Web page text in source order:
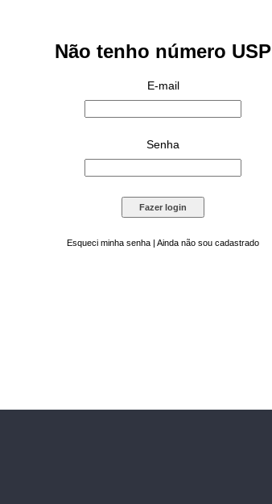
Não tenho número USP
E-mail
Senha
Esqueci minha senha | Ainda não sou cadastrado